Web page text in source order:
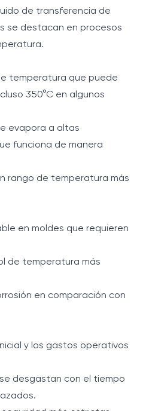
de transferencia de
se destacan en procesos
temperatura que puede
350°C en algunos
evapora a altas
funciona de manera
rango de temperatura más
en moldes que requieren
de temperatura más
en comparación con
y los gastos operativos
desgastan con el tiempo